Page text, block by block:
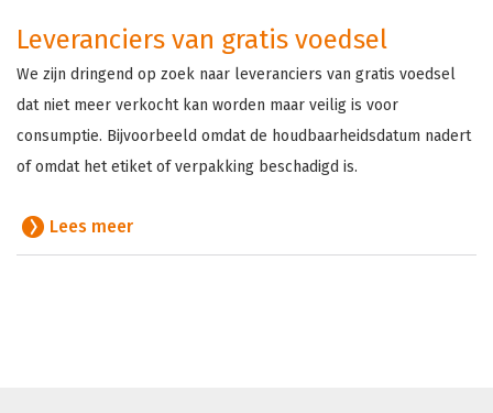
Leveranciers van gratis voedsel
We zijn dringend op zoek naar leveranciers van gratis voedsel
dat niet meer verkocht kan worden maar veilig is voor
consumptie. Bijvoorbeeld omdat de houdbaarheidsdatum nadert
of omdat het etiket of verpakking beschadigd is.
Lees meer